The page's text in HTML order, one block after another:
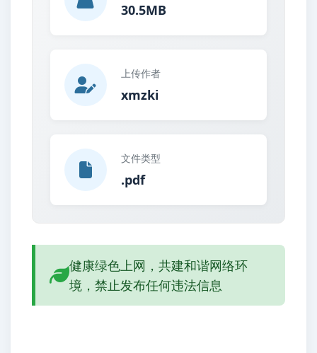
30.5MB
上传作者
xmzki
文件类型
.pdf
健康绿色上网，共建和谐网络环
境，禁止发布任何违法信息